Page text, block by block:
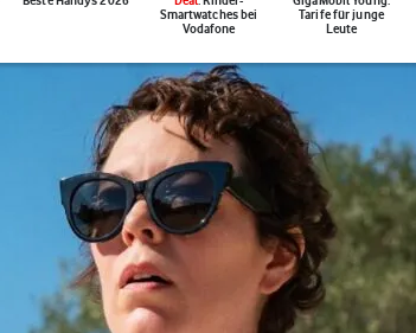
Smartwatches bei
Vodafone
Tarife für junge
Leute